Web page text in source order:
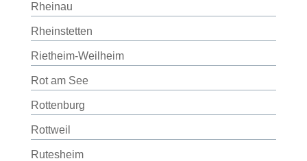
Rheinau
Rheinstetten
Rietheim-Weilheim
Rot am See
Rottenburg
Rottweil
Rutesheim